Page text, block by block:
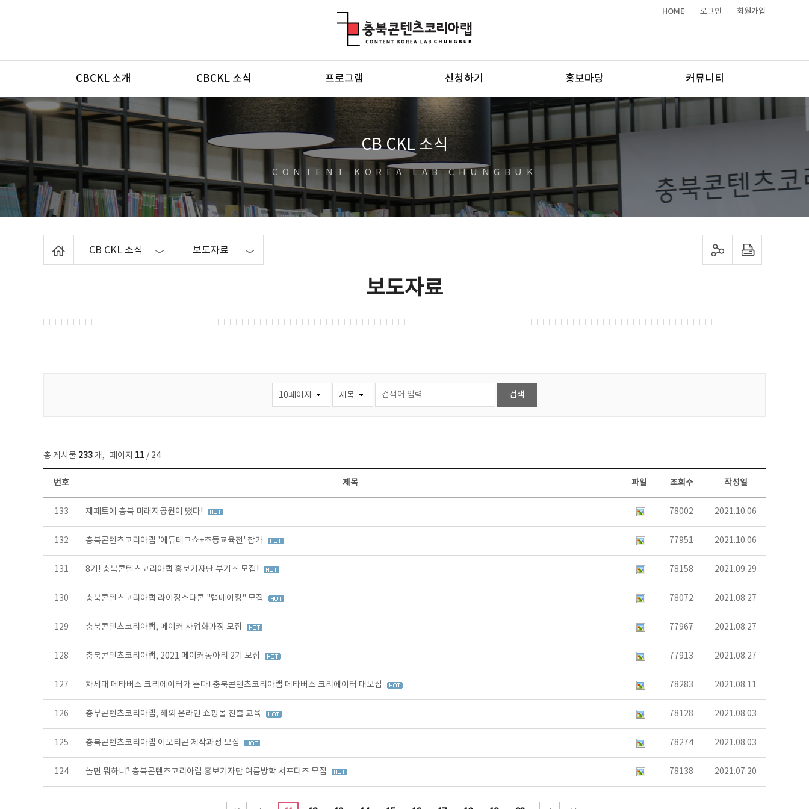
HOME 로그인 회원가입
메뉴
CBCKL 소개 CBCKL 소식 프로그램 신청하기 홍보마당 커뮤니티
CB CKL 소식
CONTENT KOREA LAB CHUNGBUK
CB CKL 소식 보도자료 sns 공유하기 프린트하기
보도자료
총 게시물 233 개, 페이지 11 / 24
보도자료 목록 - 번호, 제목, 작성자, 파일, 조회수, 작성일 정보 제공
번호 제목 파일 조회수 작성일
133 제페토에 충북 미래지공원이 떴다! 78002 2021.10.06
132 충북콘텐츠코리아랩 '에듀테크쇼+초등교육전' 참가 77951 2021.10.06
131 8기! 충북콘텐츠코리아랩 홍보기자단 부기즈 모집! 78158 2021.09.29
130 충북콘텐츠코리아랩 라이징스타콘 "랩메이킹" 모집 78072 2021.08.27
129 충북콘텐츠코리아랩, 메이커 사업화과정 모집 77967 2021.08.27
128 충북콘텐츠코리아랩, 2021 메이커동아리 2기 모집 77913 2021.08.27
127 차세대 메타버스 크리에이터가 뜬다! 충북콘텐츠코리아랩 메타버스 크리에이터 대모집 78283 2021.08.11
126 충부콘텐츠코리아랩, 해외 온라인 쇼핑몰 진출 교육 78128 2021.08.03
125 충북콘텐츠코리아랩 이모티콘 제작과정 모집 78274 2021.08.03
124 놀면 뭐하니? 충북콘텐츠코리아랩 홍보기자단 여름방학 서포터즈 모집 78138 2021.07.20